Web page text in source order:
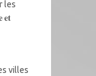
les
𝐞𝐭
villes